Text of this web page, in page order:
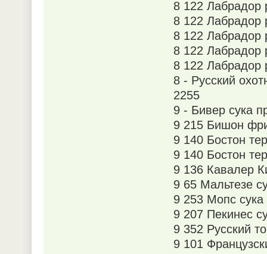
8 122 Лабрадор
8 122 Лабрадор
8 122 Лабрадор
8 122 Лабрадор
8 122 Лабрадор
8 - Русский
2255
9 - Бивер сука
9 215 Бишон
9 140 Бостон
9 140 Бостон
9 136 Кавалер
9 65 Мальтезе
9 253 Мопс
9 207 Пекинес
9 352 Русский
9 101